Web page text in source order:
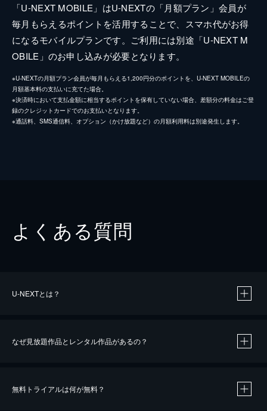
「U-NEXT MOBILE」はU-NEXTの「月額プラン」会員が
毎月もらえるポイントを活用することで、スマホ代がお得
になるモバイルプランです。ご利用には別途「U-NEXT M
OBILE」のお申し込みが必要となります。
※U-NEXTの月額プラン会員が毎月もらえる1,200円分のポイントを、U-NEXT MOBILEの
月額基本料の支払いに充てた場合。
※決済時において支払金額に相当するポイントを保有していない場合、差額分の料金はご登
録のクレジットカードでのお支払いとなります。
※通話料、SMS通信料、オプション（かけ放題など）の月額利用料は別途発生します。
よくある質問
U-NEXTとは？
なぜ見放題作品とレンタル作品があるの？
無料トライアルは何が無料？